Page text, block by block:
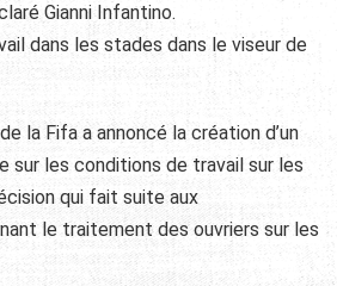
Gianni Infantino.
dans les stades dans le viseur de
la Fifa a annoncé la création d’un
sur les conditions de travail sur les
qui fait suite aux
le traitement des ouvriers sur les